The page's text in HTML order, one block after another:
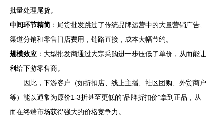
批量处理尾货。
中间环节精简 ：尾货批发跳过了传统品牌运营中的大量营销广告、
渠道分销和零售门店费用，链路直接，成本大幅节约。
规模效应 ：大型批发商通过大宗采购进一步压低了单价，从而能让
利给下游零售商。
因此，下游客户（如折扣店、线上主播、社区团购、外贸商户
等）能以通常为原价1-3折甚至更低的“品牌折扣价”拿到正品，从
而在终端市场获得强大的价格竞争力。